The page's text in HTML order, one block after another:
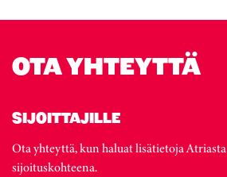
OTA YHTEYTTÄ
SIJOITTAJILLE
Ota yhteyttä, kun haluat lisätietoja Atriasta
sijoituskohteena.